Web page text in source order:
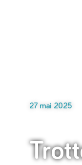
27 mai 2025